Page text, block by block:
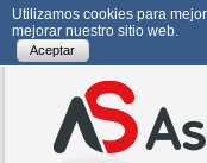
Utilizamos cookies para
mejorar nuestro sitio web.
Aceptar